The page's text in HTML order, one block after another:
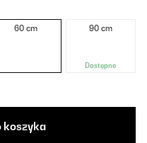
60 cm 90 cm
Dostępne
koszyka